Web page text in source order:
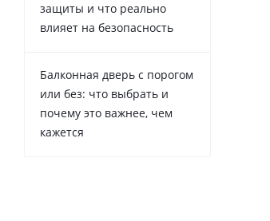
защиты и что реально
влияет на безопасность
Балконная дверь с порогом
или без: что выбрать и
почему это важнее, чем
кажется